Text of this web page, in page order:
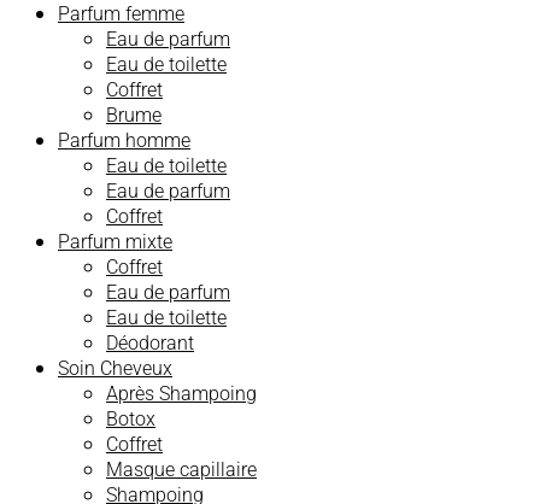
Parfum femme
Eau de parfum
Eau de toilette
Coffret
Brume
Parfum homme
Eau de toilette
Eau de parfum
Coffret
Parfum mixte
Coffret
Eau de parfum
Eau de toilette
Déodorant
Soin Cheveux
Après Shampoing
Botox
Coffret
Masque capillaire
Shampoing